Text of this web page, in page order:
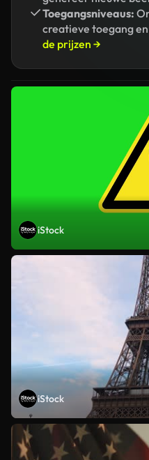
Toegangsniveaus:
creatieve toegang
de prijzen →
iStock
iStock